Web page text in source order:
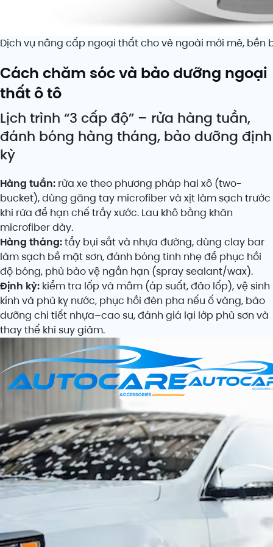
Dịch vụ nâng cấp ngoại thất cho vẻ ngoài mới mẻ, bền
Cách chăm sóc và bảo dưỡng ngoại
thất ô tô
Lịch trình “3 cấp độ” – rửa hàng tuần,
đánh bóng hàng tháng, bảo dưỡng định
kỳ
Hàng tuần: rửa xe theo phương pháp hai xô (two-
bucket), dùng găng tay microfiber và xịt làm sạch trước
khi rửa để hạn chế trầy xước. Lau khô bằng khăn
microfiber dày.
Hàng tháng:tẩy bụi sắt và nhựa đường, dùng clay bar
làm sạch bề mặt sơn, đánh bóng tinh nhẹ để phục hồi
độ bóng, phủ bảo vệ ngắn hạn (spray sealant/wax).
Định kỳ: kiểm tra lốp và mâm (áp suất, đảo lốp), vệ sinh
kính và phủ kỵ nước, phục hồi đèn pha nếu ố vàng, bảo
dưỡng chi tiết nhựa–cao su, đánh giá lại lớp phủ sơn và
thay thế khi suy giảm.